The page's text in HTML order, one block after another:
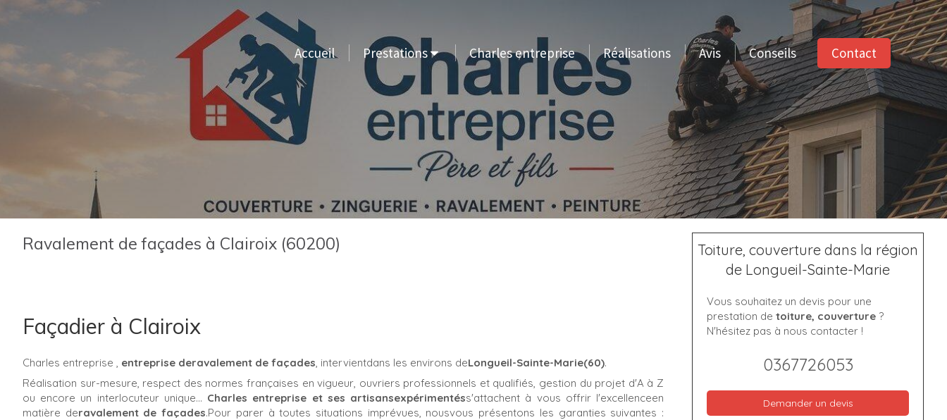
Accueil Prestations Charles entreprise Réalisations Avis Conseils Contact
Ravalement de façades à Clairoix (60200)
Façadier à Clairoix
Charles entreprise , entreprise deravalement de façades, intervientdans les environs deLongueil-Sainte-Marie(60).
Réalisation sur-mesure, respect des normes françaises en vigueur, ouvriers professionnels et qualifiés, gestion du projet d'A à Z
ou encore un interlocuteur unique... Charles entreprise et ses artisansexpérimentéss'attachent à vous offrir l'excellenceen
matière deravalement de façades.Pour parer à toutes situations imprévues, nousvous présentons les garanties suivantes :
Toiture, couverture dans la région
de Longueil-Sainte-Marie
Vous souhaitez un devis pour une
prestation de toiture, couverture ?
N'hésitez pas à nous contacter !
0367726053
Demander un devis